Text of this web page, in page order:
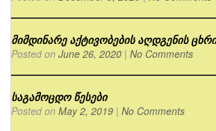
მიმდინარე აქტივობების აღდგენის
Posted on June 26, 2020 | No Comments
საგამოცდო წესები
Posted on May 2, 2019 | No Comments